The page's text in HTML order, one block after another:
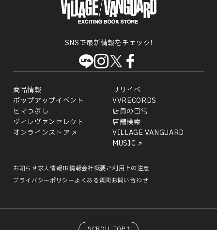
SNSで最新情報をチェック!
商品情報
リリイベ
ポップアップイベント
VVRECORDS
ヒマつぶし
店員の日常
ヴィレヴァンセレクト
店舗検索
オンラインストア
VILLAGE VANGUARD
MUSIC
お知らせ求人情報IR情報会社概要ご利用上の注意
プライバシーポリシーよくある質問お問い合わせ